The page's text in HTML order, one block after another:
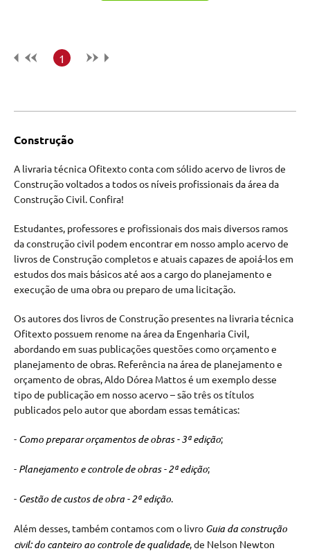
1
Construção
A livraria técnica Ofitexto conta com sólido acervo de livros de
Construção voltados a todos os níveis profissionais da área da
Construção Civil. Confira!
Estudantes, professores e profissionais dos mais diversos ramos
da construção civil podem encontrar em nosso amplo acervo de
livros de Construção completos e atuais capazes de apoiá-los em
estudos dos mais básicos até aos a cargo do planejamento e
execução de uma obra ou preparo de uma licitação.
Os autores dos livros de Construção presentes na livraria técnica
Ofitexto possuem renome na área da Engenharia Civil,
abordando em suas publicações questões como orçamento e
planejamento de obras. Referência na área de planejamento e
orçamento de obras, Aldo Dórea Mattos é um exemplo desse
tipo de publicação em nosso acervo – são três os títulos
publicados pelo autor que abordam essas temáticas:
- Como preparar orçamentos de obras - 3ª edição;
- Planejamento e controle de obras - 2ª edição;
- Gestão de custos de obra - 2ª edição.
Além desses, também contamos com o livro Guia da construção
civil: do canteiro ao controle de qualidade, de Nelson Newton